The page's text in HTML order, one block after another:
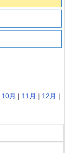
10月 | 11月 | 12月 |